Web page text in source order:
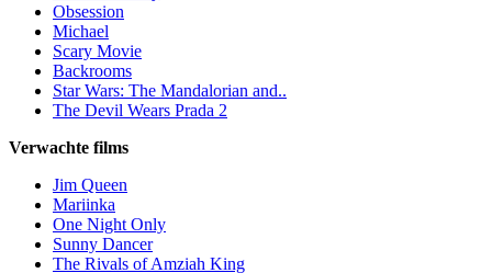
Obsession
Michael
Scary Movie
Backrooms
Star Wars: The Mandalorian and..
The Devil Wears Prada 2
Verwachte films
Jim Queen
Mariinka
One Night Only
Sunny Dancer
The Rivals of Amziah King